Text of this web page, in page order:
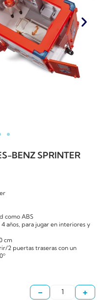
BENZ SPRINTER
como ABS
años, para jugar en interiores y
cm
2 puertas traseras con un
- +